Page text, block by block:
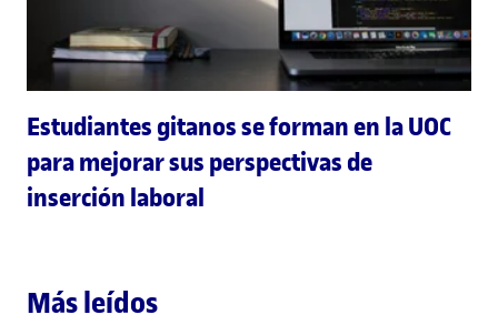
Estudiantes gitanos se forman en la UOC
para mejorar sus perspectivas de
inserción laboral
Más leídos